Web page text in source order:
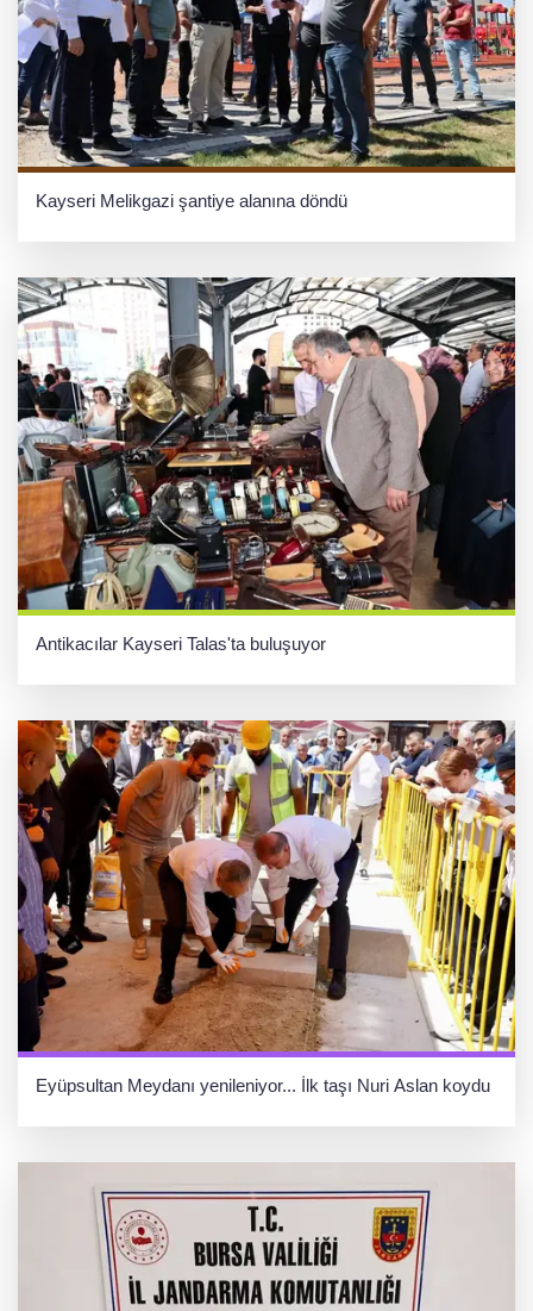
Kayseri Melikgazi şantiye alanına döndü
Antikacılar Kayseri Talas'ta buluşuyor
Eyüpsultan Meydanı yenileniyor... İlk taşı Nuri Aslan koydu